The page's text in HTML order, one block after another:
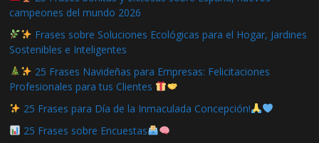
campeones del mundo 2026
Frases sobre Soluciones Ecológicas para el Hogar, Jardines
Sostenibles e Inteligentes
25 Frases Navideñas para Empresas: Felicitaciones
Profesionales para tus Clientes
25 Frases para Día de la Inmaculada Concepción!
25 Frases sobre Encuestas